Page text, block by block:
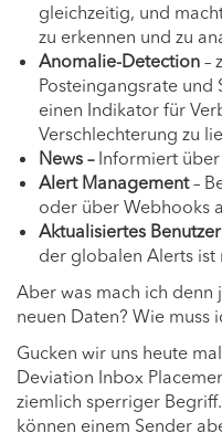
gleichzeitig, und
zu erkennen und zu
Anomalie-Detection –
Posteingangsrate und
einen Indikator für
Verschlechterung zu
News – Informiert
Alert Management–
oder über Webhooks
Aktualisiertes
der globalen Alerts ist
Aber was mach ich denn
neuen Daten? Wie muss
Gucken wir uns heute
Deviation Inbox
ziemlich sperriger
können einem Sender